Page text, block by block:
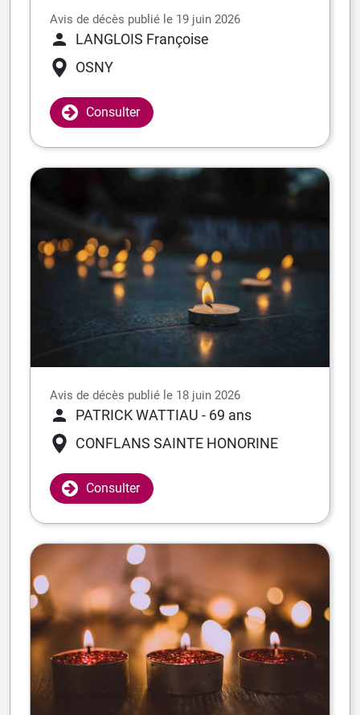
Avis de décès publié le 19 juin 2026
LANGLOIS Françoise
OSNY
Consulter
Avis de décès publié le 18 juin 2026
PATRICK WATTIAU - 69 ans
CONFLANS SAINTE HONORINE
Consulter